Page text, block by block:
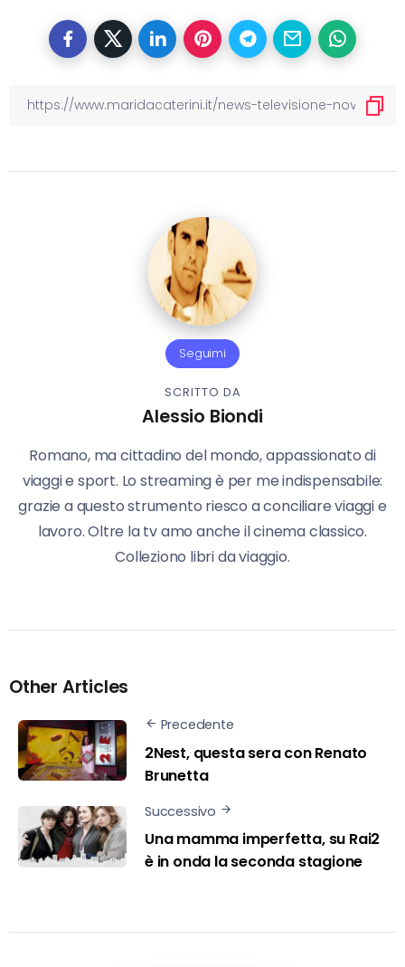
Seguimi
SCRITTO DA
Alessio Biondi
Romano, ma cittadino del mondo, appassionato di
viaggi e sport. Lo streaming è per me indispensabile:
grazie a questo strumento riesco a conciliare viaggi e
lavoro. Oltre la tv amo anche il cinema classico.
Colleziono libri da viaggio.
Other Articles
Precedente
2Nest, questa sera con Renato
Brunetta
Successivo
Una mamma imperfetta, su Rai2
è in onda la seconda stagione